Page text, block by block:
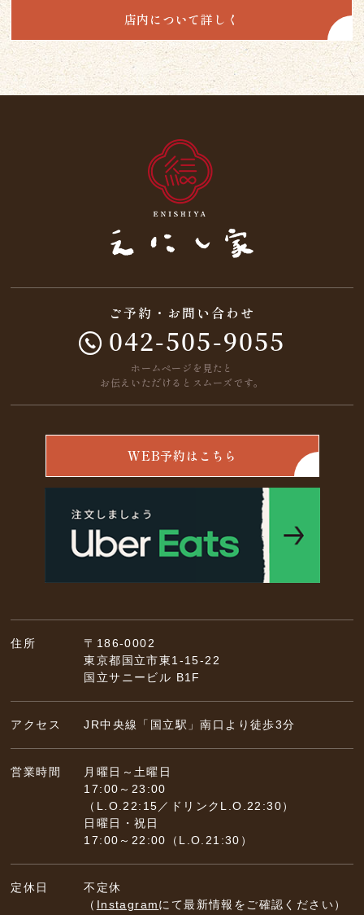
店内について詳しく
ご予約・お問い合わせ
042-505-9055
ホームページを見たと
お伝えいただけるとスムーズです。
WEB予約はこちら
住所
〒186-0002
東京都国立市東1-15-22
国立サニービル B1F
アクセス JR中央線「国立駅」南口より徒歩3分
営業時間
月曜日～土曜日
17:00～23:00
（L.O.22:15／ドリンクL.O.22:30）
日曜日・祝日
17:00～22:00（L.O.21:30）
定休日
不定休
（ Instagramにて最新情報をご確認ください）